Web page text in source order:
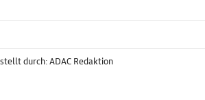
durch: ADAC Redaktion